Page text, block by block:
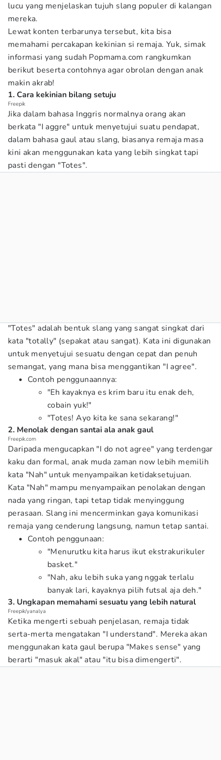
lucu yang menjelaskan tujuh slang populer di kalangan
mereka.
Lewat konten terbarunya tersebut, kita bisa
memahami percakapan kekinian si remaja. Yuk, simak
informasi yang sudah Popmama.com rangkumkan
berikut beserta contohnya agar obrolan dengan anak
makin akrab!
1. Cara kekinian bilang setuju
Freepik
Jika dalam bahasa Inggris normalnya orang akan
berkata "I aggre" untuk menyetujui suatu pendapat,
dalam bahasa gaul atau slang, biasanya remaja masa
kini akan menggunakan kata yang lebih singkat tapi
pasti dengan "Totes".
"Totes" adalah bentuk slang yang sangat singkat dari
kata "totally" (sepakat atau sangat). Kata ini digunakan
untuk menyetujui sesuatu dengan cepat dan penuh
semangat, yang mana bisa menggantikan "I agree".
Contoh penggunaannya:
"Eh kayaknya es krim baru itu enak deh,
cobain yuk!"
"Totes! Ayo kita ke sana sekarang!"
2. Menolak dengan santai ala anak gaul
Freepik.com
Daripada mengucapkan "I do not agree" yang terdengar
kaku dan formal, anak muda zaman now lebih memilih
kata "Nah" untuk menyampaikan ketidaksetujuan.
Kata "Nah" mampu menyampaikan penolakan dengan
nada yang ringan, tapi tetap tidak menyinggung
perasaan. Slang ini mencerminkan gaya komunikasi
remaja yang cenderung langsung, namun tetap santai.
Contoh penggunaan:
"Menurutku kita harus ikut ekstrakurikuler
basket."
"Nah, aku lebih suka yang nggak terlalu
banyak lari, kayaknya pilih futsal aja deh."
3. Ungkapan memahami sesuatu yang lebih natural
Freepik/yanalya
Ketika mengerti sebuah penjelasan, remaja tidak
serta-merta mengatakan "I understand". Mereka akan
menggunakan kata gaul berupa "Makes sense" yang
berarti "masuk akal" atau "itu bisa dimengerti".